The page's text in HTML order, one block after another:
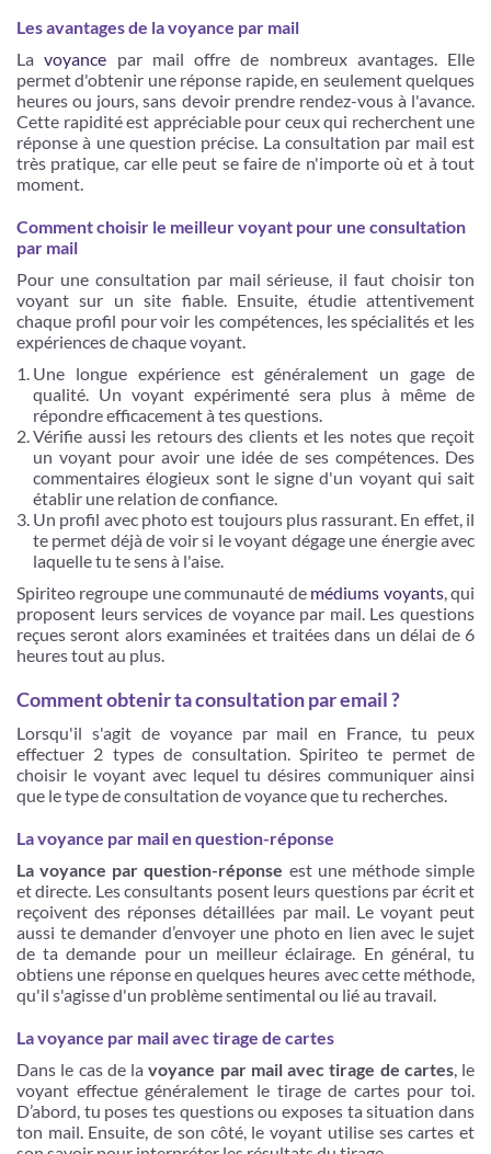
Les avantages de la voyance par mail
Lavoyance par mail offre de nombreux avantages. Elle
permet d'obtenir une réponse rapide, en seulement quelques
heures ou jours, sans devoir prendre rendez-vous à l'avance.
Cette rapidité est appréciable pour ceux qui recherchent une
réponse à une question précise. La consultation par mail est
très pratique, car elle peut se faire de n'importe où et à tout
moment.
Comment choisir le meilleur voyant pour une consultation
par mail
Pour une consultation par mail sérieuse, il faut choisir ton
voyant sur un site fiable. Ensuite, étudie attentivement
chaque profil pour voir les compétences, les spécialités et les
expériences de chaque voyant.
Une longue expérience est généralement un gage de
qualité. Un voyant expérimenté sera plus à même de
répondre efficacement à tes questions.
Vérifie aussi les retours des clients et les notes que reçoit
un voyant pour avoir une idée de ses compétences. Des
commentaires élogieux sont le signe d'un voyant qui sait
établir une relation de confiance.
Un profil avec photo est toujours plus rassurant. En effet, il
te permet déjà de voir si le voyant dégage une énergie avec
laquelle tu te sens à l'aise.
Spiriteo regroupe une communauté de médiums voyants, qui
proposent leurs services de voyance par mail. Les questions
reçues seront alors examinées et traitées dans un délai de 6
heures tout au plus.
Comment obtenir ta consultation par email ?
Lorsqu'il s'agit de voyance par mail en France, tu peux
effectuer 2 types de consultation. Spiriteo te permet de
choisir le voyant avec lequel tu désires communiquer ainsi
que le type de consultation de voyance que tu recherches.
La voyance par mail en question-réponse
La voyance par question-réponse est une méthode simple
et directe. Les consultants posent leurs questions par écrit et
reçoivent des réponses détaillées par mail. Le voyant peut
aussi te demander d’envoyer une photo en lien avec le sujet
de ta demande pour un meilleur éclairage. En général, tu
obtiens une réponse en quelques heures avec cette méthode,
qu'il s'agisse d'un problème sentimental ou lié au travail.
La voyance par mail avec tirage de cartes
Dans le cas de lavoyance par mail avec tirage de cartes, le
voyant effectue généralement le tirage de cartes pour toi.
D’abord, tu poses tes questions ou exposes ta situation dans
ton mail. Ensuite, de son côté, le voyant utilise ses cartes et